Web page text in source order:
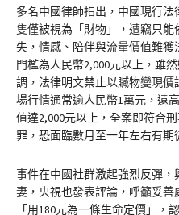
多名中國律師指出，中國現行
隻僅被視為「財物」，遭竊只
失，情感、陪伴與流量價值難
門檻為人民幣2,000元以上，雖
調，法律明文禁止以贓物變現
場行情通常逾人民幣1萬元，遠
值達2,000元以上，全案即符合
罪，恐面臨數月至一年左右有期
事件在中國社群激起強烈反彈
妻，央視也發表評論，呼籲妥
「用180元為一條生命定價」